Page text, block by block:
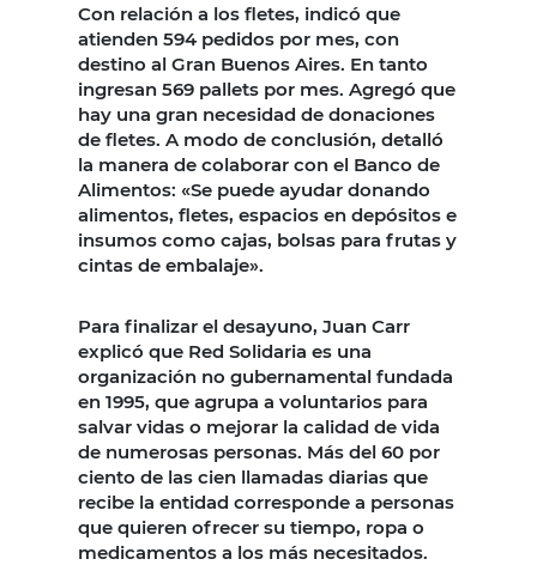
Con relación a los fletes, indicó que
atienden 594 pedidos por mes, con
destino al Gran Buenos Aires. En tanto
ingresan 569 pallets por mes. Agregó que
hay una gran necesidad de donaciones
de fletes. A modo de conclusión, detalló
la manera de colaborar con el Banco de
Alimentos: «Se puede ayudar donando
alimentos, fletes, espacios en depósitos e
insumos como cajas, bolsas para frutas y
cintas de embalaje».
Para finalizar el desayuno, Juan Carr
explicó que Red Solidaria es una
organización no gubernamental fundada
en 1995, que agrupa a voluntarios para
salvar vidas o mejorar la calidad de vida
de numerosas personas. Más del 60 por
ciento de las cien llamadas diarias que
recibe la entidad corresponde a personas
que quieren ofrecer su tiempo, ropa o
medicamentos a los más necesitados.